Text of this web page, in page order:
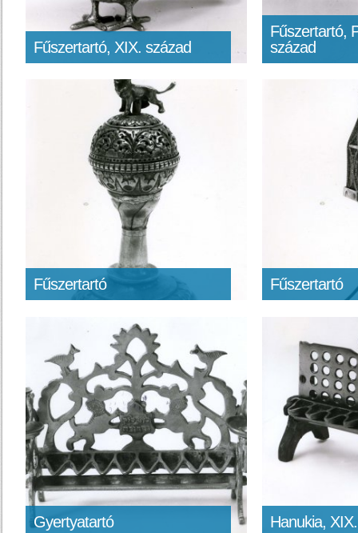
Fűszertartó, XIX. század
Fűszertartó,
század
Fűszertartó Fűszertartó
Gyertyatartó Hanukia,